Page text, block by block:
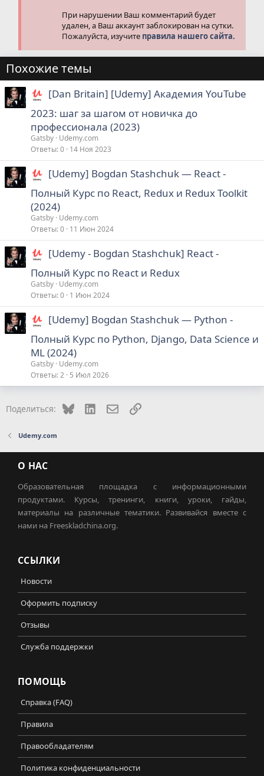
При нарушении Ваш комментарий будет
удален, а Ваш аккаунт заблокирован на сутки.
Пожалуйста, изучите правила нашего сайта.
Похожие темы
[Dan Britain] [Udemy] Академия YouTube
2023: шаг за шагом от новичка до
профессионала (2023)
Gatsby Udemy.com
Ответы 0 14 Ноя 2023
[Udemy] Bogdan Stashchuk ― React -
Полный Курс по React, Redux и Redux Toolkit
(2024)
Gatsby Udemy.com
Ответы 0 11 Июн 2024
[Udemy - Bogdan Stashchuk] React -
Полный Курс по React и Redux
Gatsby Udemy.com
Ответы 0 1 Июн 2024
[Udemy] Bogdan Stashchuk ― Python -
Полный Курс по Python, Django, Data Science и
ML (2024)
Gatsby Udemy.com
Ответы 2 5 Июл 2026
Поделиться: Bluesky LinkedInЭлектронная почта
Ссылка
Udemy.com
О НАС
Образовательная площадка с информационными
продуктами. Курсы, тренинги, книги, уроки, гайды,
материалы на различные тематики. Развивайся вместе с
нами на Freeskladchina.org.
ССЫЛКИ
Новости
Оформить подписку
Отзывы
Служба поддержки
ПОМОЩЬ
Справка (FAQ)
Правила
Правообладателям
Политика конфиденциальности